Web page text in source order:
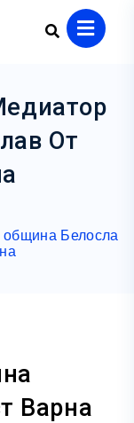
От
община Белосла
Варна